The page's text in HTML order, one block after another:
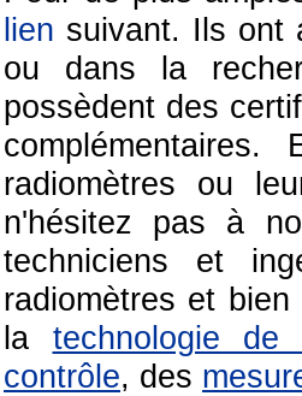
lien suivant. Ils ont
ou dans la
possèdent des
radiomètres ou
n'hésitez pas à
techniciens et
radiomètres et
la technologie de
contrôle, des